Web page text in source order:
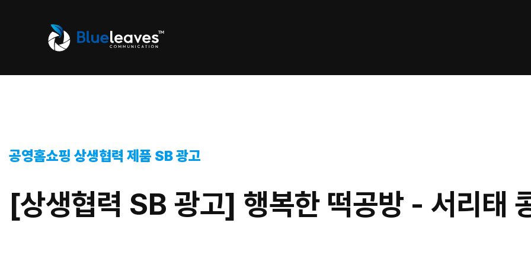
공영홈쇼핑 상생협력 제품 SB 광고
[상생협력 SB 광고] 행복한 떡공방 - 서리태